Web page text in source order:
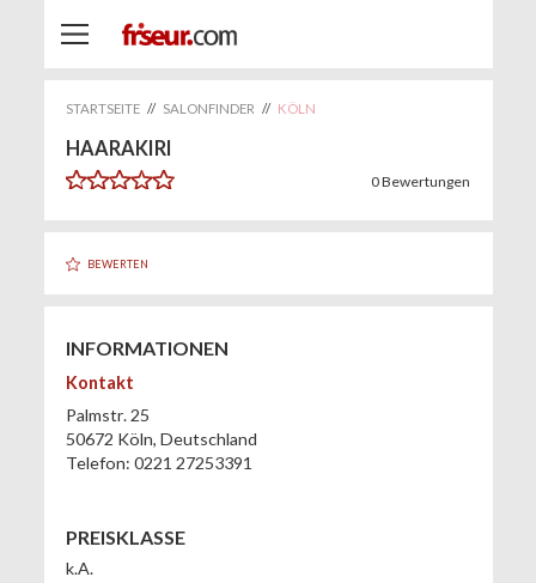
STARTSEITE // SALONFINDER // KÖLN
HAARAKIRI
0Bewertungen
BEWERTEN
INFORMATIONEN
Kontakt
Palmstr. 25
50672 Köln, Deutschland
Telefon: 0221 27253391
PREISKLASSE
k.A.